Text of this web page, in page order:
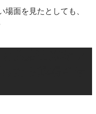
場面を見たとしても、